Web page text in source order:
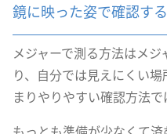
鏡に映った姿で確認す
メジャーで測る方法はメ
り、自分では見えにくい
まりやりやすい確認方法で